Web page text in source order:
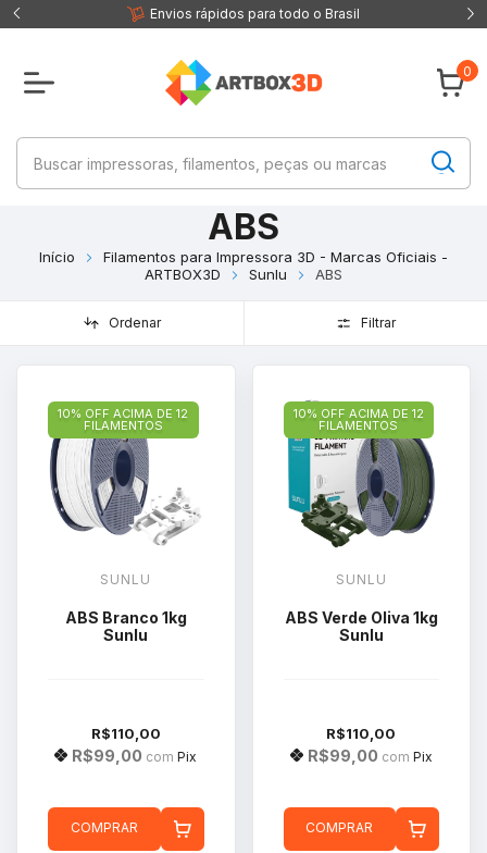
Envios rápidos para todo o Brasil
0
ABS
Início
Filamentos para Impressora 3D - Marcas Oficiais -
ARTBOX3D
Sunlu ABS
Ordenar Filtrar
10% OFF ACIMA DE 12
FILAMENTOS
SUNLU
ABS Branco 1kg
Sunlu
R$110,00
R$99,00 com Pix
COMPRAR
10% OFF ACIMA DE 12
FILAMENTOS
SUNLU
ABS Verde Oliva 1kg
Sunlu
R$110,00
R$99,00 com Pix
COMPRAR